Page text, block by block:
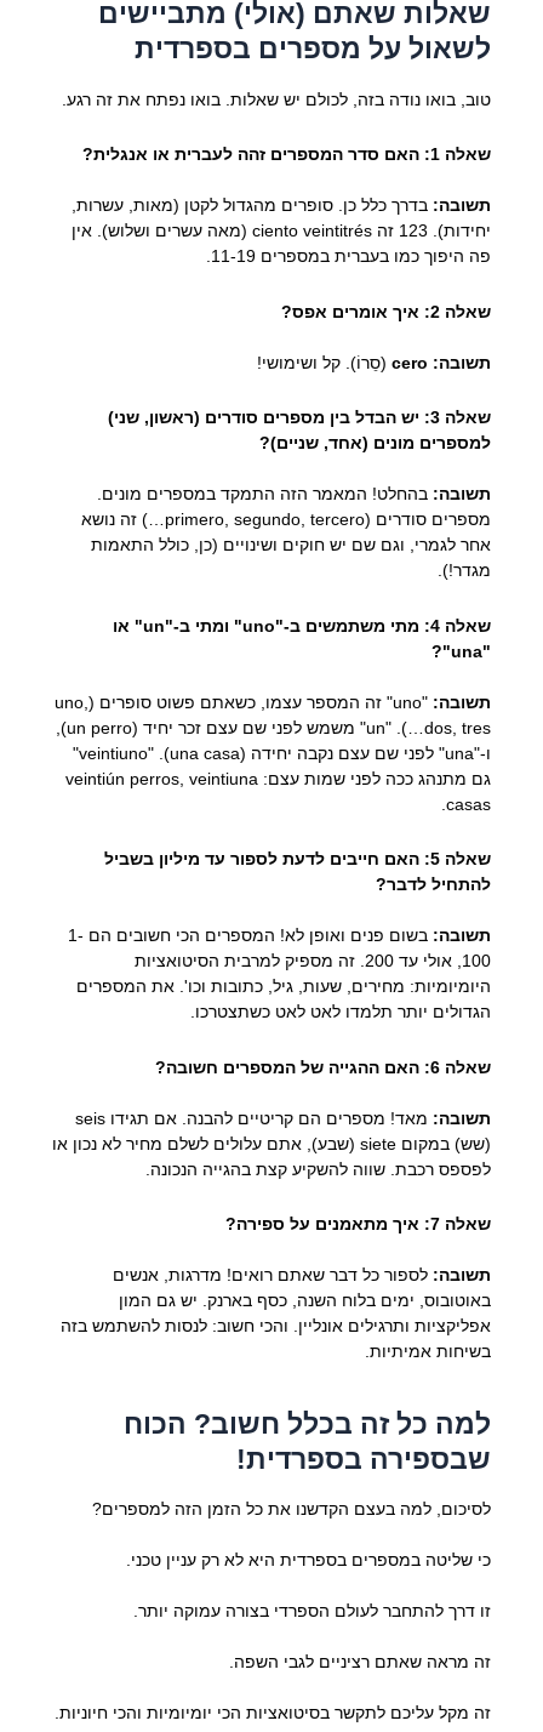
שאלות שאתם (אולי) מתביישים
לשאול על מספרים בספרדית
טוב, בואו נודה בזה, לכולם יש שאלות. בואו נפתח את זה רגע.
שאלה 1: האם סדר המספרים זהה לעברית או אנגלית?
תשובה: בדרך כלל כן. סופרים מהגדול לקטן (מאות, עשרות,
יחידות). 123 זה ciento veintitrés (מאה עשרים ושלוש). אין
פה היפוך כמו בעברית במספרים 11-19.
שאלה 2: איך אומרים אפס?
תשובה: cero(סֵרוֹ). קל ושימושי!
שאלה 3: יש הבדל בין מספרים סודרים (ראשון, שני)
למספרים מונים (אחד, שניים)?
תשובה: בהחלט! המאמר הזה התמקד במספרים מונים.
מספרים סודרים (primero, segundo, tercero…) זה נושא
אחר לגמרי, וגם שם יש חוקים ושינויים (כן, כולל התאמות
מגדר!).
שאלה 4: מתי משתמשים ב-"uno" ומתי ב-"un" או
"una"?
תשובה:
"uno" זה המספר עצמו, כשאתם פשוט סופרים (uno,
dos, tres…). "un" משמש לפני שם עצם זכר יחיד (un perro),
ו-"una" לפני שם עצם נקבה יחידה (una casa). "veintiuno"
גם מתנהג ככה לפני שמות עצם: veintiún perros, veintiuna
casas.
שאלה 5: האם חייבים לדעת לספור עד מיליון בשביל
להתחיל לדבר?
תשובה:
בשום פנים ואופן לא! המספרים הכי חשובים הם 1-
100, אולי עד 200. זה מספיק למרבית הסיטואציות
היומיומיות: מחירים, שעות, גיל, כתובות וכו'. את המספרים
הגדולים יותר תלמדו לאט לאט כשתצטרכו.
שאלה 6: האם ההגייה של המספרים חשובה?
תשובה:
מאד! מספרים הם קריטיים להבנה. אם תגידו seis
(שש) במקום siete (שבע), אתם עלולים לשלם מחיר לא נכון או
לפספס רכבת. שווה להשקיע קצת בהגייה הנכונה.
שאלה 7: איך מתאמנים על ספירה?
תשובה: לספור כל דבר שאתם רואים! מדרגות, אנשים
באוטובוס, ימים בלוח השנה, כסף בארנק. יש גם המון
אפליקציות ותרגילים אונליין. והכי חשוב: לנסות להשתמש בזה
בשיחות אמיתיות.
למה כל זה בכלל חשוב? הכוח
שבספירה בספרדית!
לסיכום, למה בעצם הקדשנו את כל הזמן הזה למספרים?
כי שליטה במספרים בספרדית היא לא רק עניין טכני.
זו דרך להתחבר לעולם הספרדי בצורה עמוקה יותר.
זה מראה שאתם רציניים לגבי השפה.
זה מקל עליכם לתקשר בסיטואציות הכי יומיומיות והכי חיוניות.